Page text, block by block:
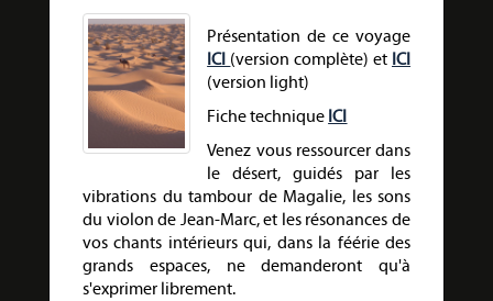
Présentation de ce voyage
ICI (version complète) et ICI
(version light)
Fiche technique ICI
Venez vous ressourcer dans
le désert, guidés par les
vibrations du tambour de Magalie, les sons
du violon de Jean-Marc, et les résonances de
vos chants intérieurs qui, dans la féérie des
grands espaces, ne demanderont qu'à
s'exprimer librement.